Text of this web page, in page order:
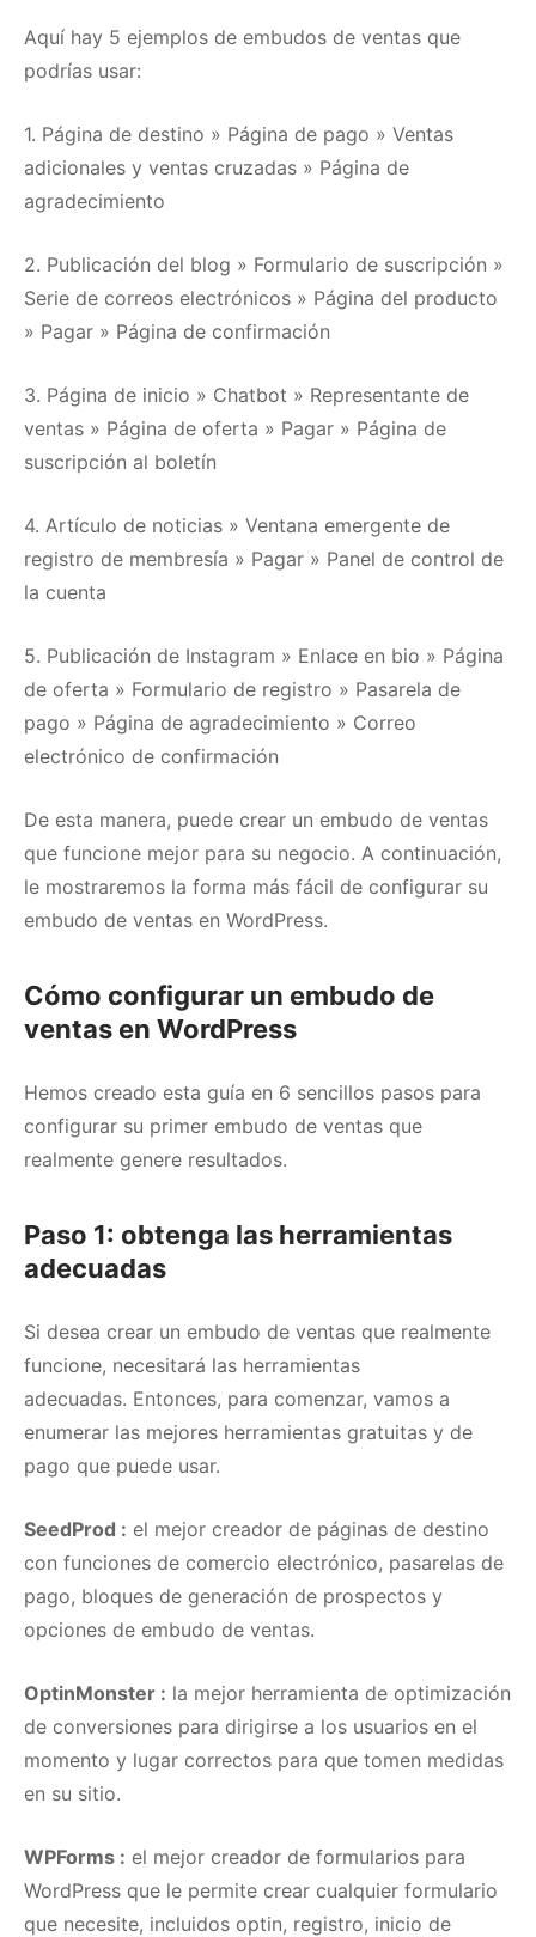
Aquí hay 5 ejemplos de embudos de ventas que
podrías usar:
1. Página de destino » Página de pago » Ventas
adicionales y ventas cruzadas » Página de
agradecimiento
2. Publicación del blog » Formulario de suscripción »
Serie de correos electrónicos » Página del producto
» Pagar » Página de confirmación
3. Página de inicio » Chatbot » Representante de
ventas » Página de oferta » Pagar » Página de
suscripción al boletín
4. Artículo de noticias » Ventana emergente de
registro de membresía » Pagar » Panel de control de
la cuenta
5. Publicación de Instagram » Enlace en bio » Página
de oferta » Formulario de registro » Pasarela de
pago » Página de agradecimiento » Correo
electrónico de confirmación
De esta manera, puede crear un embudo de ventas
que funcione mejor para su negocio. A continuación,
le mostraremos la forma más fácil de configurar su
embudo de ventas en WordPress.
Cómo configurar un embudo de
ventas en WordPress
Hemos creado esta guía en 6 sencillos pasos para
configurar su primer embudo de ventas que
realmente genere resultados.
Paso 1: obtenga las herramientas
adecuadas
Si desea crear un embudo de ventas que realmente
funcione, necesitará las herramientas
adecuadas. Entonces, para comenzar, vamos a
enumerar las mejores herramientas gratuitas y de
pago que puede usar.
SeedProd : el mejor creador de páginas de destino
con funciones de comercio electrónico, pasarelas de
pago, bloques de generación de prospectos y
opciones de embudo de ventas.
OptinMonster : la mejor herramienta de optimización
de conversiones para dirigirse a los usuarios en el
momento y lugar correctos para que tomen medidas
en su sitio.
WPForms : el mejor creador de formularios para
WordPress que le permite crear cualquier formulario
que necesite, incluidos optin, registro, inicio de